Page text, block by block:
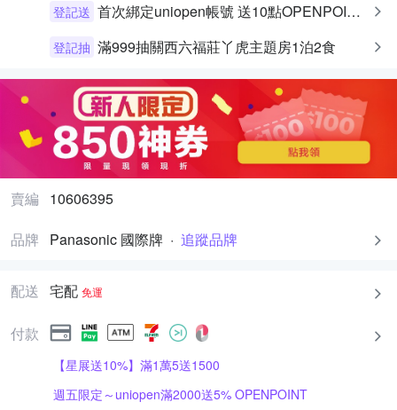
登記送 首次綁定uniopen帳號 送10點OPENPOINT+統一布丁一個
登記抽 滿999抽關西六福莊丫虎主題房1泊2食
賣編
10606395
品牌
Panasonic 國際牌 · 追蹤品牌
配送 宅配 免運
付款
【星展送10%】滿1萬5送1500
週五限定～uniopen滿2000送5% OPENPOINT